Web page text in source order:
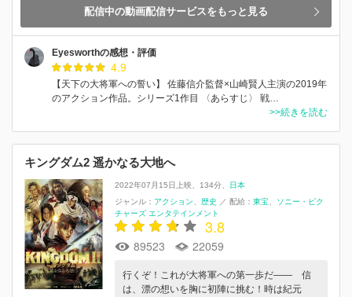
配信中の動画配信サービスをもっと見る
Eyesworthの感想・評価
4.9
【天下の大将軍への誓い】 佐藤信介監督×山崎賢人主演の2019年
のアクション作品。シリーズ1作目 〈あらすじ〉 戦…
>>続きを読む
キングダム2 遥かなる大地へ
2022年07月15日上映 134分
日本
ジャンル： アクション 歴史 ／ 配給： 東宝
ソニー・ピク
チャーズ エンタテインメント
3.8
89523 22059
行くぞ！これが大将軍への第一歩だ―― 信
は、漂の想いを胸に初陣に挑む！時は紀元